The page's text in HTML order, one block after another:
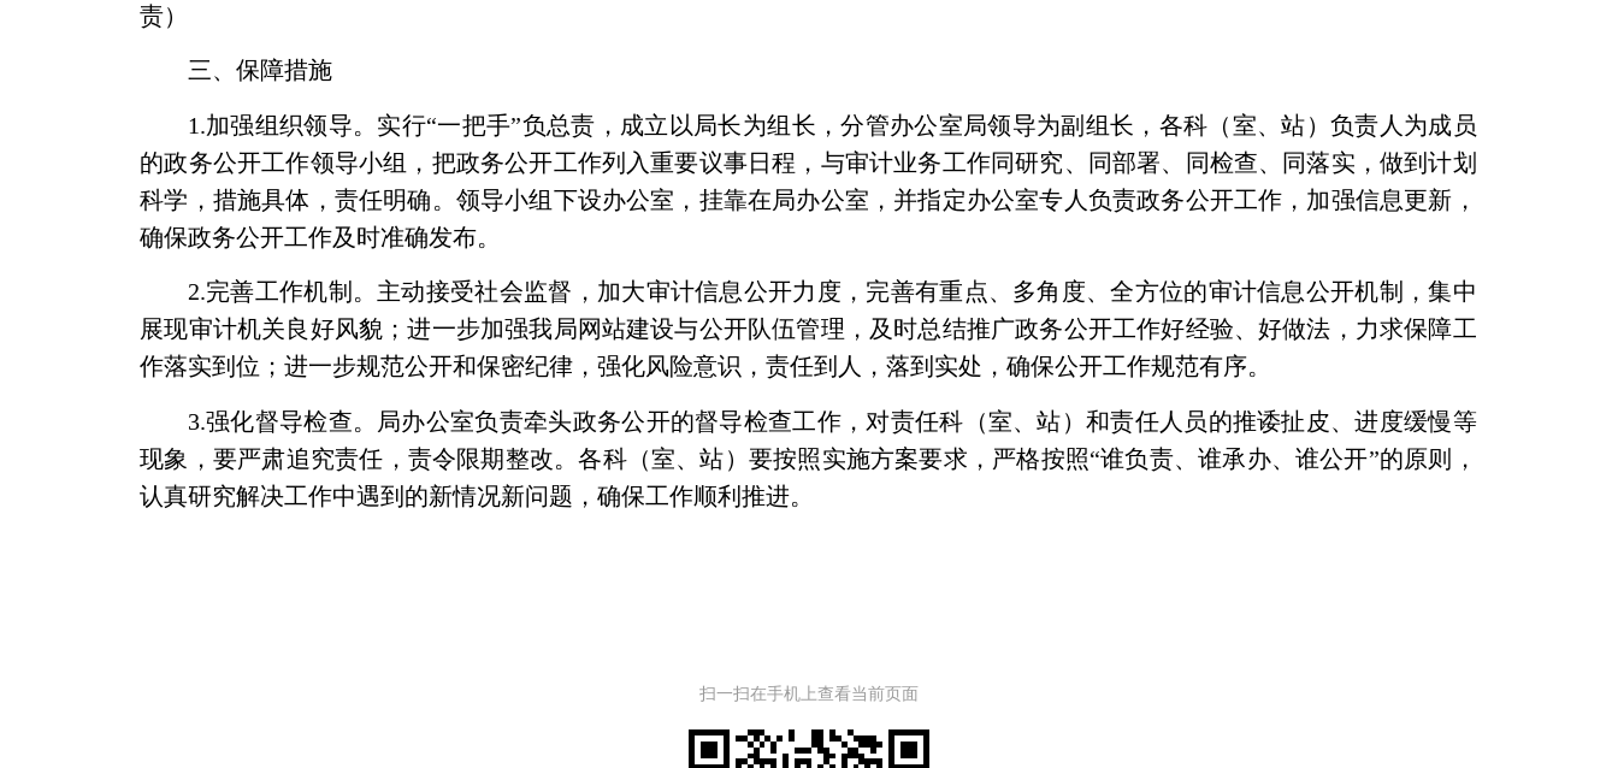
责）
三、保障措施
1.加强组织领导。 实行“一把手”负总责，成立以局长为组长，分管办公室局领导为副组长，各科（室、站）负责人为成员
的政务公开工作领导小组，把政务公开工作列入重要议事日程，与审计业务工作同研究、同部署、同检查、同落实，做到计划
科学，措施具体，责任明确。领导小组下设办公室，挂靠在局办公室，并指定办公室专人负责政务公开工作，加强信息更新，
确保政务公开工作及时准确发布。
2.完善工作机制。 主动接受社会监督，加大审计信息公开力度，完善有重点、多角度、全方位的审计信息公开机制，集中
展现审计机关良好风貌；进一步加强我局网站建设与公开队伍管理 ，及时总结推广政务公开工作好经验、好做法，力求保障工
作落实到位；进一步规范公开和保密纪律，强化风险意识，责任到人，落到实处，确保公开工作规范有序。
3.强化督导检查。 局办公室负责牵头政务公开的督导检查工作，对责任科（室、站）和责任人员的推诿扯皮、进度缓慢等
现象，要严肃追究责任，责令限期整改。各科（室、站）要按照实施方案要求，严格按照“谁负责、谁承办、谁公开”的原则，
认真研究解决工作中遇到的新情况新问题，确保工作顺利推进。
扫一扫在手机上查看当前页面